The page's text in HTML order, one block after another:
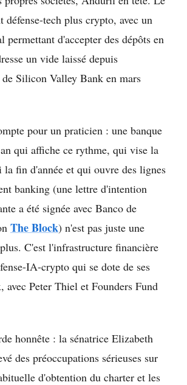
défense-tech plus crypto, avec un
permettant d'accepter des dépôts en
un vide laissé depuis
Silicon Valley Bank en mars
pour un praticien : une banque
qui affiche ce rythme, qui vise la
fin d'année et qui ouvre des lignes
banking (une lettre d'intention
a été signée avec Banco de
The Block) n'est pas juste une
C'est l'infrastructure financière
IA-crypto qui se dote de ses
avec Peter Thiel et Founders Fund
honnête : la sénatrice Elizabeth
des préoccupations sérieuses sur
d'obtention du charter et les